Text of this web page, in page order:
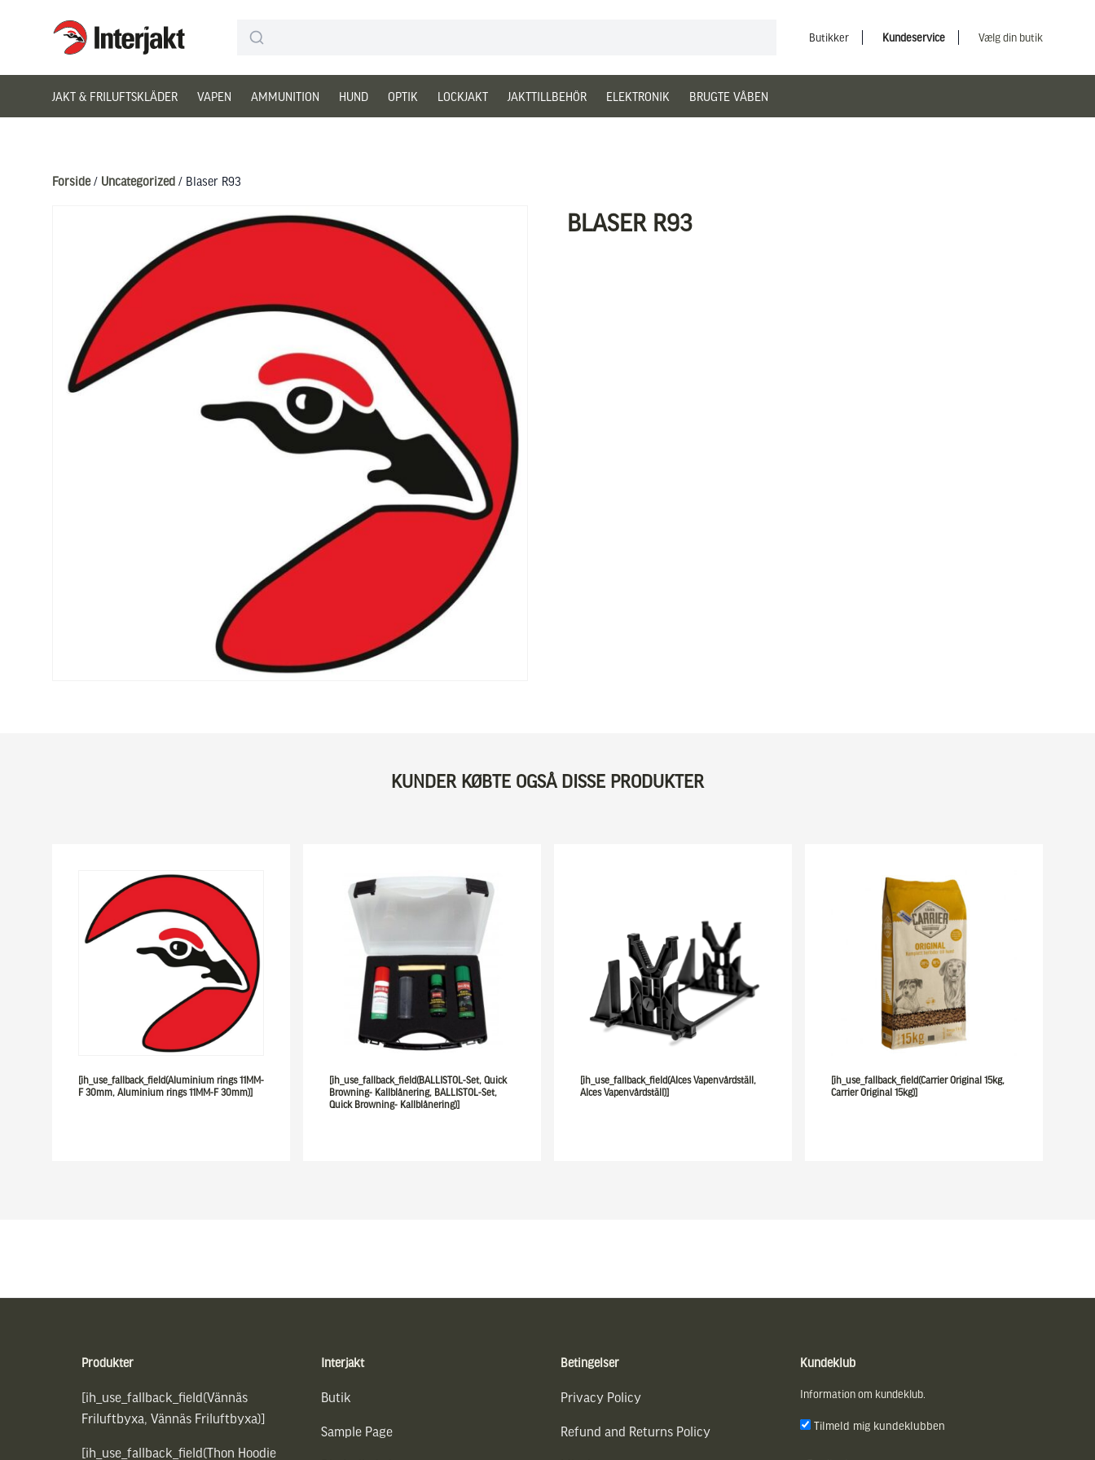
Interjakt DK
Butikker Kundeservice Vælg din butik
JAKT & FRILUFTSKLÄDER VAPEN AMMUNITION HUND OPTIK LOCKJAKT JAKTTILLBEHÖR ELEKTRONIK BRUGTE VÅBEN
Forside/ Uncategorized / Blaser R93
BLASER R93
KUNDER KØBTE OGSÅ DISSE PRODUKTER
[ih_use_fallback_field(Aluminium rings 11MM-
F 30mm, Aluminium rings 11MM-F 30mm)]
[ih_use_fallback_field(BALLISTOL-Set, Quick
Browning- Kallblånering, BALLISTOL-Set,
Quick Browning- Kallblånering)]
[ih_use_fallback_field(Alces Vapenvårdställ,
Alces Vapenvårdställ)]
[ih_use_fallback_field(Carrier Original 15kg,
Carrier Original 15kg)]
Produkter
[ih_use_fallback_field(Vännäs
Friluftbyxa, Vännäs Friluftbyxa)]
[ih_use_fallback_field(Thon Hoodie
Interjakt
Butik
Sample Page
Betingelser
Privacy Policy
Refund and Returns Policy
Kundeklub
Information om kundeklub.
Tilmeld mig kundeklubben